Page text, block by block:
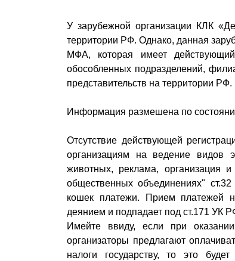
У зарубежной организации КЛК
территории РФ. Однако, данная
МФА, которая имеет
обособленных подразделений,
представительств на территории РФ.
Информация размешена по
Отсутствие действующей
организациям на ведение видов
животных, реклама, организация
общественных объединениях"
кошек платежи. Прием платежей
деянием и подпадает под ст.171 УК
Имейте ввиду, если при
организаторы предлагают
налоги государству, то это